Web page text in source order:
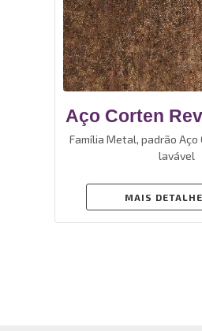
Aço Corten
De Vinil
Família Metal, padrão Aço
lavável
MAIS